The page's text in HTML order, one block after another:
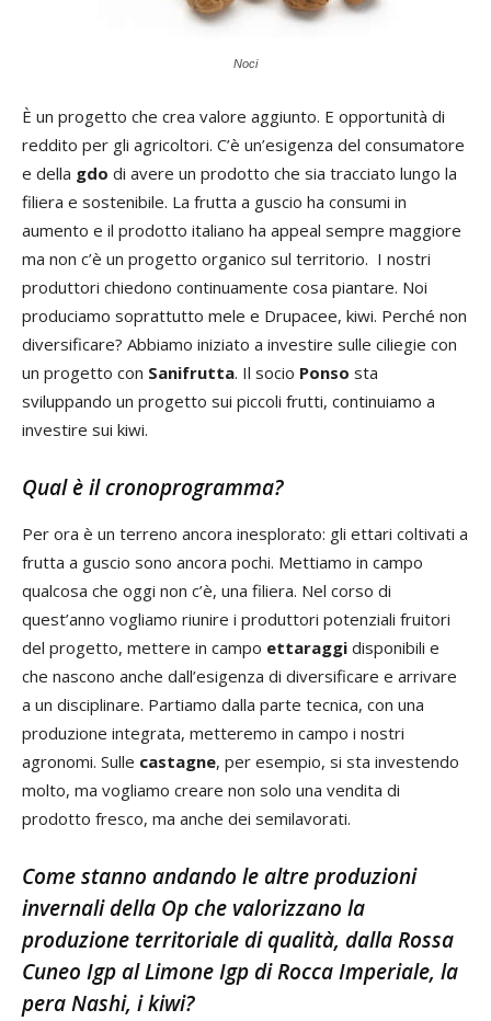
Noci
È un progetto che crea valore aggiunto. E opportunità di
reddito per gli agricoltori. C’è un’esigenza del consumatore
e della gdo di avere un prodotto che sia tracciato lungo la
filiera e sostenibile. La frutta a guscio ha consumi in
aumento e il prodotto italiano ha appeal sempre maggiore
ma non c’è un progetto organico sul territorio. I nostri
produttori chiedono continuamente cosa piantare. Noi
produciamo soprattutto mele e Drupacee, kiwi. Perché non
diversificare? Abbiamo iniziato a investire sulle ciliegie con
un progetto con Sanifrutta. Il socio Ponso sta
sviluppando un progetto sui piccoli frutti, continuiamo a
investire sui kiwi.
Qual è il cronoprogramma?
Per ora è un terreno ancora inesplorato: gli ettari coltivati a
frutta a guscio sono ancora pochi. Mettiamo in campo
qualcosa che oggi non c’è, una filiera. Nel corso di
quest’anno vogliamo riunire i produttori potenziali fruitori
del progetto, mettere in campo ettaraggi disponibili e
che nascono anche dall’esigenza di diversificare e arrivare
a un disciplinare. Partiamo dalla parte tecnica, con una
produzione integrata, metteremo in campo i nostri
agronomi. Sulle castagne, per esempio, si sta investendo
molto, ma vogliamo creare non solo una vendita di
prodotto fresco, ma anche dei semilavorati.
Come stanno andando le altre produzioni
invernali della Op che valorizzano la
produzione territoriale di qualità, dalla Rossa
Cuneo Igp al Limone Igp di Rocca Imperiale, la
pera Nashi, i kiwi?